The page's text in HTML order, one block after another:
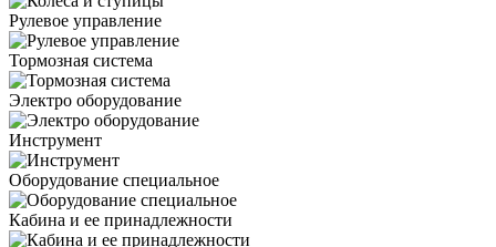
Рулевое управление
Тормозная система
Электро оборудование
Инструмент
Оборудование специальное
Кабина и ее принадлежности